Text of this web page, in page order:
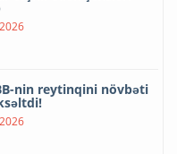
nin reytinqini növbəti